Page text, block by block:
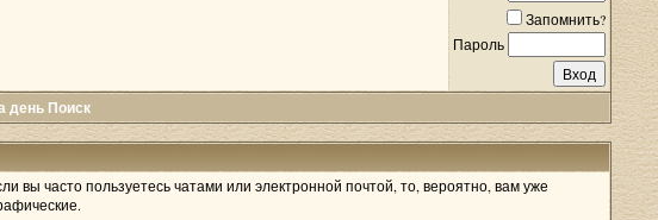
Запомнить?
Пароль
день Поиск
часто пользуетесь чатами или электронной почтой, то, вероятно, вам уже